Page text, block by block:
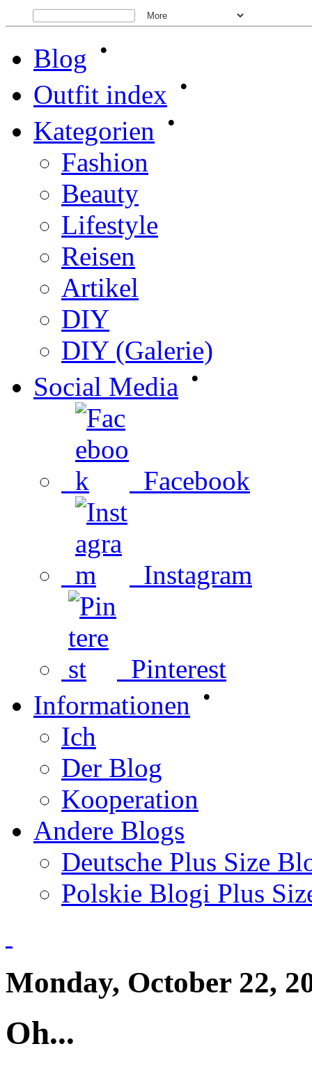
Blog •
Outfit index •
Kategorien •
Fashion
Beauty
Lifestyle
Reisen
Artikel
DIY
DIY (Galerie)
Social Media •
Facebook
Instagram
Pinterest
Informationen •
Ich
Der Blog
Kooperation
Andere Blogs
Deutsche Plus Size
Polskie Blogi Plus
Monday, October 22,
Oh...